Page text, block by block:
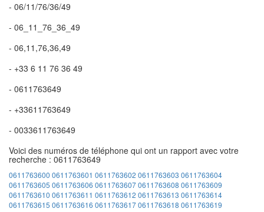
- 06/11/76/36/49
- 06_11_76_36_49
- 06,11,76,36,49
- +33 6 11 76 36 49
- 0611763649
- +33611763649
- 0033611763649
Voici des numéros de téléphone qui ont un rapport avec votre
recherche : 0611763649
0611763600 0611763601 0611763602 0611763603 0611763604
0611763605 0611763606 06117636070611763608 0611763609
0611763610 0611763611 0611763612 0611763613 0611763614
0611763615 0611763616 06117636170611763618 0611763619